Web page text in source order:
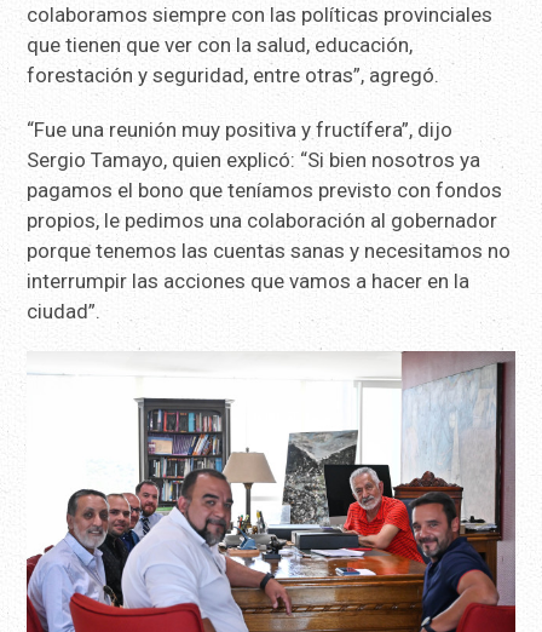
colaboramos siempre con las políticas provinciales
que tienen que ver con la salud, educación,
forestación y seguridad, entre otras”, agregó.
“Fue una reunión muy positiva y fructífera”, dijo
Sergio Tamayo, quien explicó: “Si bien nosotros ya
pagamos el bono que teníamos previsto con fondos
propios, le pedimos una colaboración al gobernador
porque tenemos las cuentas sanas y necesitamos no
interrumpir las acciones que vamos a hacer en la
ciudad”.